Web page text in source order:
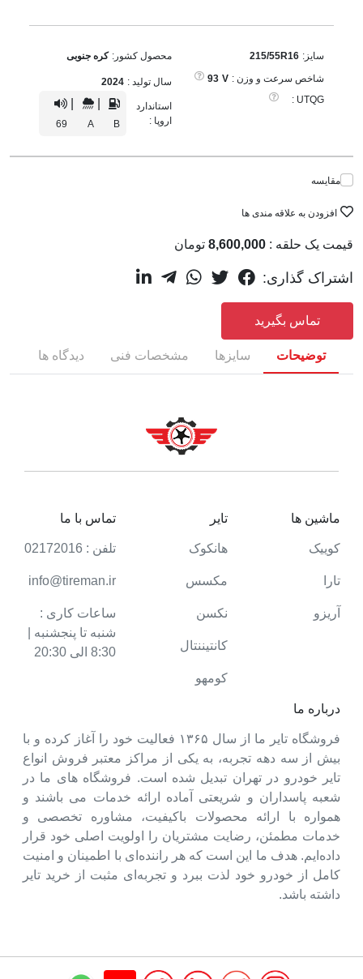
سایز: 215/55R16
شاخص سرعت و وزن : V
93
UTQG :
محصول کشور: کره جنوبی
سال تولید : 2024
استاندارد
اروپا :
B
A
69
مقایسه
افزودن به علاقه مندی ها
قیمت یک حلقه : 8,600,000 تومان
اشتراک گذاری:
تماس بگیرید
توضیحات سایزها مشخصات فنی دیدگاه ها
درباره ما
فروشگاه تایر ما از سال ۱۳۶۵ فعالیت خود را آغاز کرده و با
بیش از سه دهه تجربه، به یکی از مراکز معتبر فروش انواع
تایر خودرو در تهران تبدیل شده است. فروشگاه های ما در
شعبه پاسداران و شریعتی آماده ارائه خدمات می باشند و
همواره با ارائه محصولات باکیفیت، مشاوره تخصصی و
خدمات مطمئن، رضایت مشتریان را اولویت اصلی خود قرار
داده‌ایم. هدف ما این است که هر راننده‌ای با اطمینان و امنیت
کامل از خودرو خود لذت ببرد و تجربه‌ای مثبت از خرید تایر
داشته باشد.
ماشین ها
کوییک
تارا
آریزو
تایر
هانکوک
مکسس
نکسن
کانتیننتال
کومهو
تماس با ما
تلفن : 02172016
info@tireman.ir
ساعات کاری :
شنبه تا پنجشنبه |
8:30 الی 20:30